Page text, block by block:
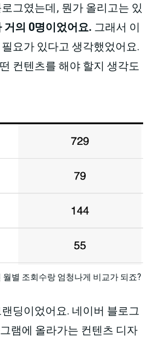
그였는데, 뭔가 올리고는 있
거의 0명이었어요. 그래서 이
요가 있다고 생각했었어요.
컨텐츠를 해야 할지 생각도
별 조회수랑 엄청나게 비교가 되죠?
딩이었어요. 네이버 블로그
램에 올라가는 컨텐츠 디자